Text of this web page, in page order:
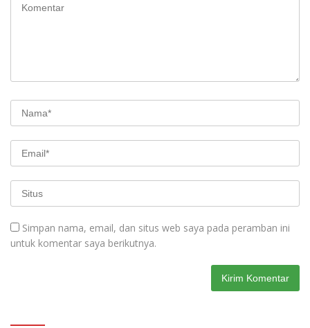
Simpan nama, email, dan situs web saya pada peramban ini
untuk komentar saya berikutnya.